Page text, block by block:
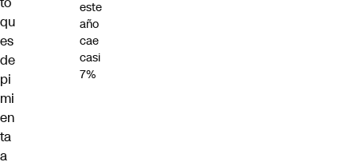
qu
es
de
pi
mi
en
ta
a
este
año
cae
casi
7%